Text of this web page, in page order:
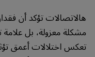
هالاتصالات تؤكد أن
مشكلة معزولة، بل علامة
تعكس اختلالات أعمق